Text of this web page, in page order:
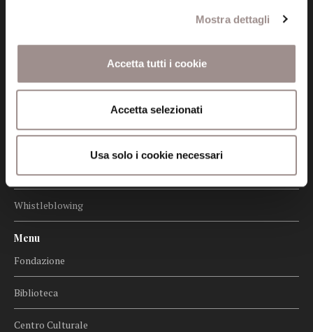
Mostra dettagli
Accetta tutti i cookie
Accetta selezionati
Usa solo i cookie necessari
Amministrazione trasparente
Privacy
Credits
Whistleblowing
Menu
Fondazione
Biblioteca
Centro Culturale